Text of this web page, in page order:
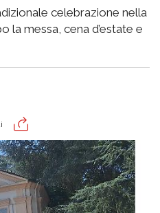
celebrazione nella
la messa, cena d’estate e